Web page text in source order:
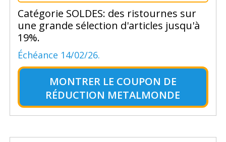
Catégorie SOLDES: des ristournes sur
une grande sélection d'articles jusqu'à
19%.
Échéance 14/02/26.
MONTRER LE COUPON DE
RÉDUCTION METALMONDE